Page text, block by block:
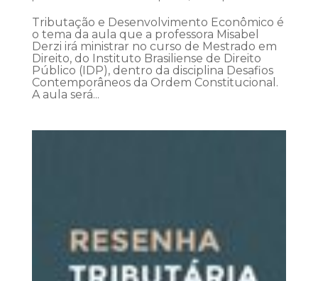
Tributação e Desenvolvimento Econômico é
o tema da aula que a professora Misabel
Derzi irá ministrar no curso de Mestrado em
Direito, do Instituto Brasiliense de Direito
Público (IDP), dentro da disciplina Desafios
Contemporâneos da Ordem Constitucional.
A aula será...